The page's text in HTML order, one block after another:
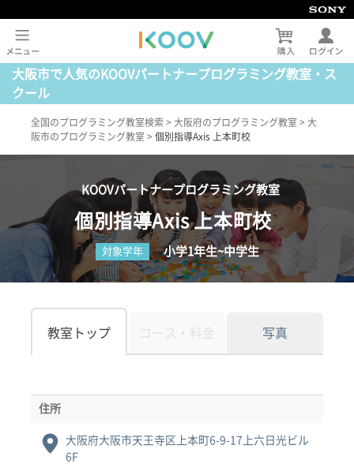
大阪市で人気のKOOVパートナープログラミング教室・ス
クール
全国のプログラミング教室検索 > 大阪府のプログラミング教室 > 大
阪市のプログラミング教室 > 個別指導Axis 上本町校
KOOVパートナープログラミング教室
個別指導Axis 上本町校
対象学年 小学1年生~中学生
教室トップ コース・料金 写真
住所
大阪府大阪市天王寺区上本町6-9-17上六日光ビル
6F